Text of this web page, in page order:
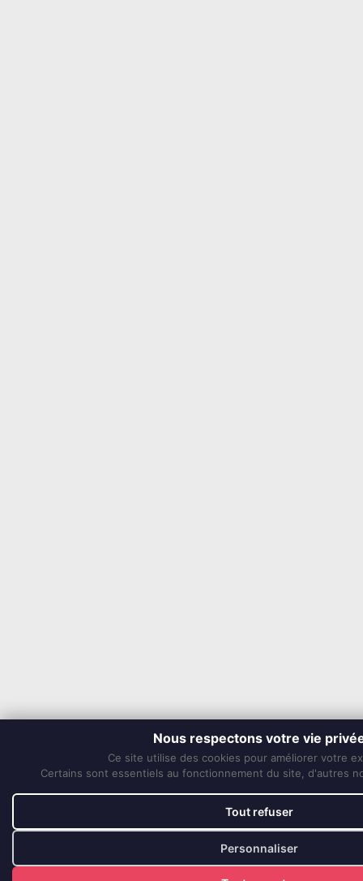
Nous respectons votre vie
Ce site utilise des cookies pour améliorer votre
Certains sont essentiels au fonctionnement du site, d'autres
Tout refuser
Personnaliser